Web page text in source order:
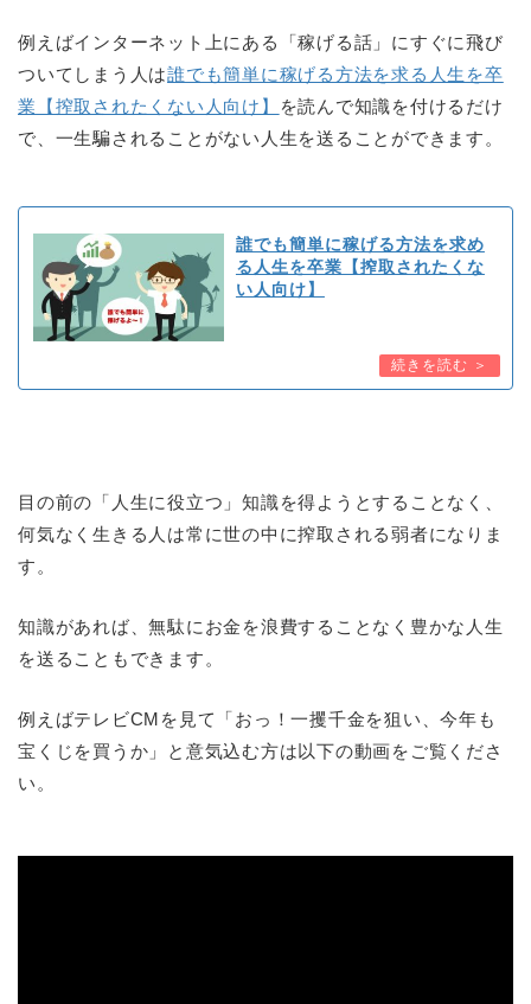
例えばインターネット上にある「稼げる話」にすぐに飛び
ついてしまう人は誰でも簡単に稼げる方法を求る人生を卒
業【搾取されたくない人向け】
を読んで知識を付けるだけ
で、一生騙されることがない人生を送ることができます。
誰でも簡単に稼げる方法を求め
る人生を卒業【搾取されたくな
い人向け】
目の前の「人生に役立つ」知識を得ようとすることなく、
何気なく生きる人は常に世の中に搾取される弱者になりま
す。
知識があれば、無駄にお金を浪費することなく豊かな人生
を送ることもできます。
例えばテレビCMを見て「おっ！一攫千金を狙い、今年も
宝くじを買うか」と意気込む方は以下の動画をご覧くださ
い。